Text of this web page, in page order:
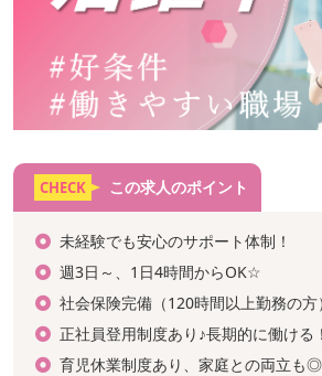
CHECK この求人のポイント
未経験でも安心のサポート体制！
週3日～、1日4時間からOK☆
社会保険完備（120時間以上勤務の方）
正社員登用制度あり♪長期的に働ける！
育児休業制度あり、家庭との両立も◎